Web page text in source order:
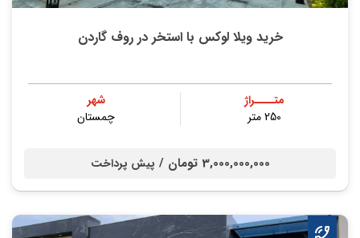
خرید ویلا لوکس با استخر در روف گاردن
متــــراژ
250 متر
شهر
چمستان
3,000,000,000 تومان / پیش پرداخت